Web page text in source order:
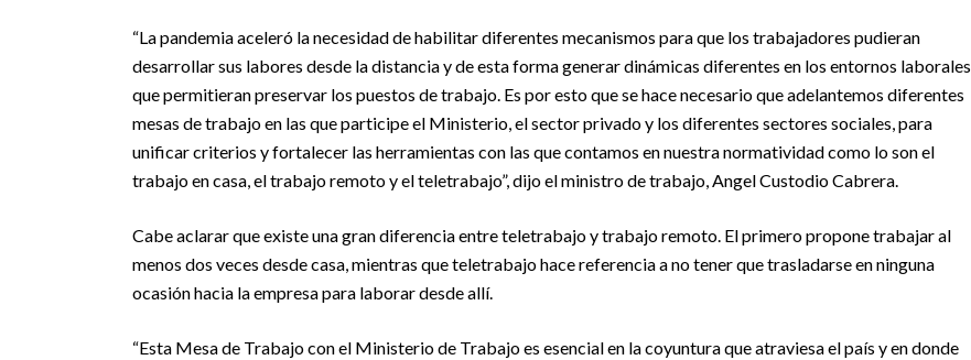
“La pandemia aceleró la necesidad de habilitar diferentes mecanismos para que los trabajadores pudieran
desarrollar sus labores desde la distancia y de esta forma generar dinámicas diferentes en los entornos laborales
que permitieran preservar los puestos de trabajo. Es por esto que se hace necesario que adelantemos diferentes
mesas de trabajo en las que participe el Ministerio, el sector privado y los diferentes sectores sociales, para
unificar criterios y fortalecer las herramientas con las que contamos en nuestra normatividad como lo son el
trabajo en casa, el trabajo remoto y el teletrabajo”, dijo el ministro de trabajo, Angel Custodio Cabrera.
Cabe aclarar que existe una gran diferencia entre teletrabajo y trabajo remoto. El primero propone trabajar al
menos dos veces desde casa, mientras que teletrabajo hace referencia a no tener que trasladarse en ninguna
ocasión hacia la empresa para laborar desde allí.
“Esta Mesa de Trabajo con el Ministerio de Trabajo es esencial en la coyuntura que atraviesa el país y en donde